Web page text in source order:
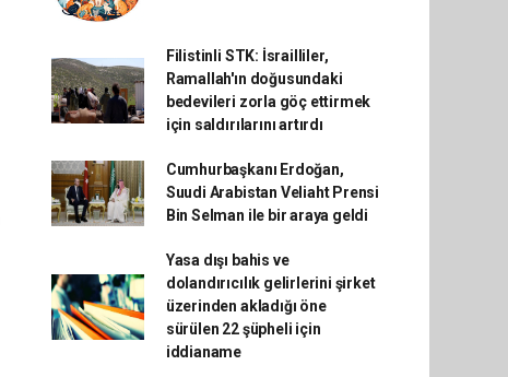
Filistinli STK: İsrailliler,
Ramallah'ın doğusundaki
bedevileri zorla göç ettirmek
için saldırılarını artırdı
Cumhurbaşkanı Erdoğan,
Suudi Arabistan Veliaht Prensi
Bin Selman ile bir araya geldi
Yasa dışı bahis ve
dolandırıcılık gelirlerini şirket
üzerinden akladığı öne
sürülen 22 şüpheli için
iddianame